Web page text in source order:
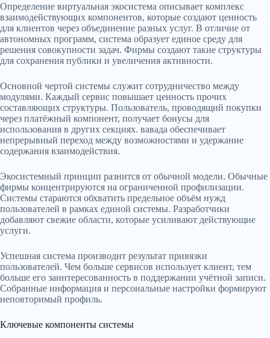
Определение виртуальная экосистема описывает комплекс
взаимодействующих компонентов, которые создают ценность
для клиентов через объединение разных услуг. В отличие от
автономных программ, система образует единое среду для
решения совокупности задач. Фирмы создают такие структуры
для сохранения публики и увеличения активности.
Основной чертой системы служит сотрудничество между
модулями. Каждый сервис повышает ценность прочих
составляющих структуры. Пользователь, проводящий покупки
через платёжный компонент, получает бонусы для
использования в других секциях. вавада обеспечивает
непрерывный переход между возможностями и удержание
содержания взаимодействия.
Экосистемный принцип разнится от обычной модели. Обычные
фирмы концентрируются на ограниченной профилизации.
Системы стараются обхватить предельное объём нужд
пользователей в рамках единой системы. Разработчики
добавляют свежие области, которые усиливают действующие
услуги.
Успешная система производит результат привязки
пользователей. Чем больше сервисов использует клиент, тем
больше его заинтересованность в поддержании учётной записи.
Собранные информация и персональные настройки формируют
неповторимый профиль.
Ключевые компоненты системы